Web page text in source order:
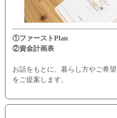
①ファーストPlan
②資金計画表
お話をもとに、暮らし方やご希
をご提案します。